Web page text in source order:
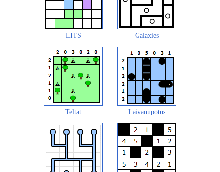
LITS Galaxies
Teltat Laivanupotus